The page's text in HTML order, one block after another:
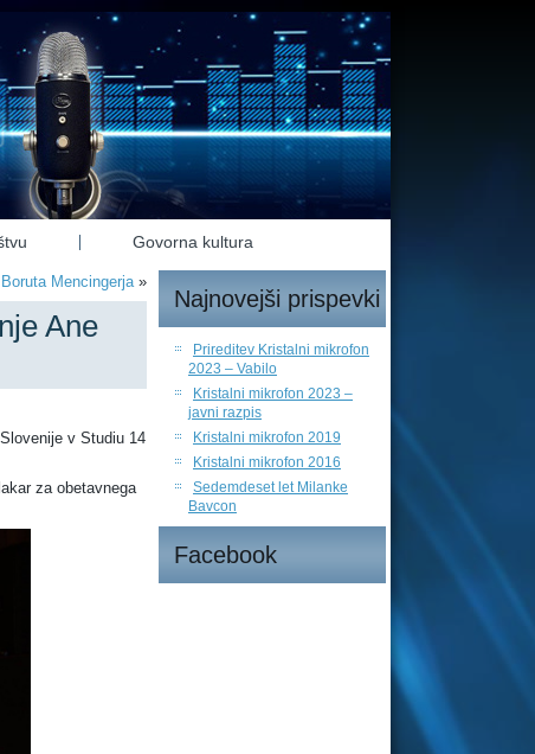
Govorna kultura
Mencingerja»
Ane
v Studiu 14
za obetavnega
Najnovejši prispevki
Prireditev Kristalni mikrofon
2023 – Vabilo
Kristalni mikrofon 2023 –
javni razpis
Kristalni mikrofon 2019
Kristalni mikrofon 2016
Sedemdeset let Milanke
Bavcon
Facebook